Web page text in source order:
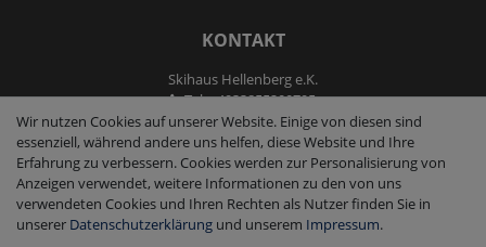
KONTAKT
Skihaus Hellenberg e.K.
Tel: +4933855200795
Fax: +4933855200793
kontakt@ski-andmore.de
Wir nutzen Cookies auf unserer Website. Einige von diesen sind
essenziell, während andere uns helfen, diese Website und Ihre
Erfahrung zu verbessern. Cookies werden zur Personalisierung von
Anzeigen verwendet, weitere Informationen zu den von uns
verwendeten Cookies und Ihren Rechten als Nutzer finden Sie in
unserer Daten­schutz­erklärung und unserem Impressum.